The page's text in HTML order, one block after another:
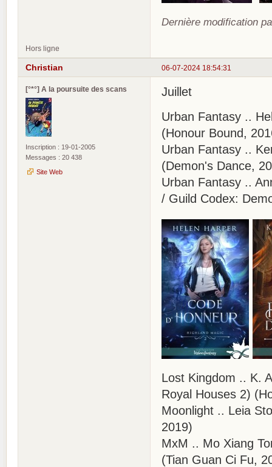
Dernière modification
Hors ligne
06-07-2024 18:54:31
Christian
[°*°] A la poursuite des scans
Inscription : 19-01-2005
Messages : 20 438
Site Web
Juillet
Urban Fantasy ..
(Honour Bound,
Urban Fantasy ..
(Demon's Dance,
Urban Fantasy ..
/ Guild Codex:
Lost Kingdom .. K.
Royal Houses 2)
Moonlight .. Leia
2019)
MxM .. Mo Xiang
(Tian Guan Ci Fu,